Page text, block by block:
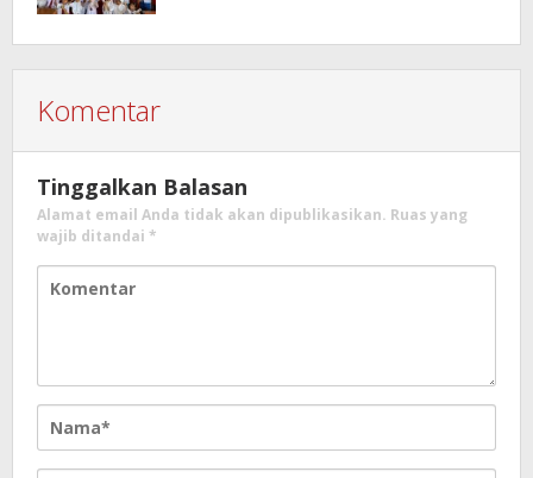
Komentar
Tinggalkan Balasan
Alamat email Anda tidak akan dipublikasikan. Ruas yang
wajib ditandai *